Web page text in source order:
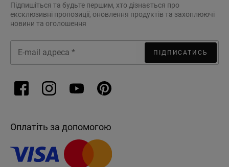
Підпишіться та будьте першим, хто дізнається про
ексклюзивні пропозиції, оновлення продуктів та захоплюючі
новини та оголошення
ПІДПИСАТИСЬ
Оплатіть за допомогою